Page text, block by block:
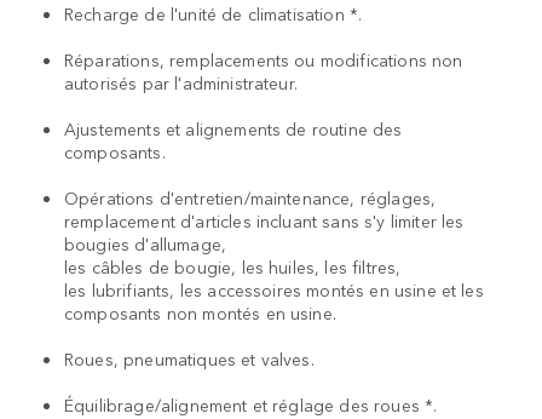
Recharge de l'unité de climatisation *.
Réparations, remplacements ou modifications non
autorisés par l'administrateur.
Ajustements et alignements de routine des
composants.
Opérations d'entretien/maintenance, réglages,
remplacement d'articles incluant sans s'y limiter les
bougies d'allumage,
les câbles de bougie, les huiles, les filtres,
les lubrifiants, les accessoires montés en usine et les
composants non montés en usine.
Roues, pneumatiques et valves.
Équilibrage/alignement et réglage des roues *.